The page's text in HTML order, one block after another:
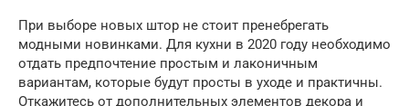
При выборе новых штор не стоит пренебрегать
модными новинками. Для кухни в 2020 году необходимо
отдать предпочтение простым и лаконичным
вариантам, которые будут просты в уходе и практичны.
Откажитесь от дополнительных элементов декора и